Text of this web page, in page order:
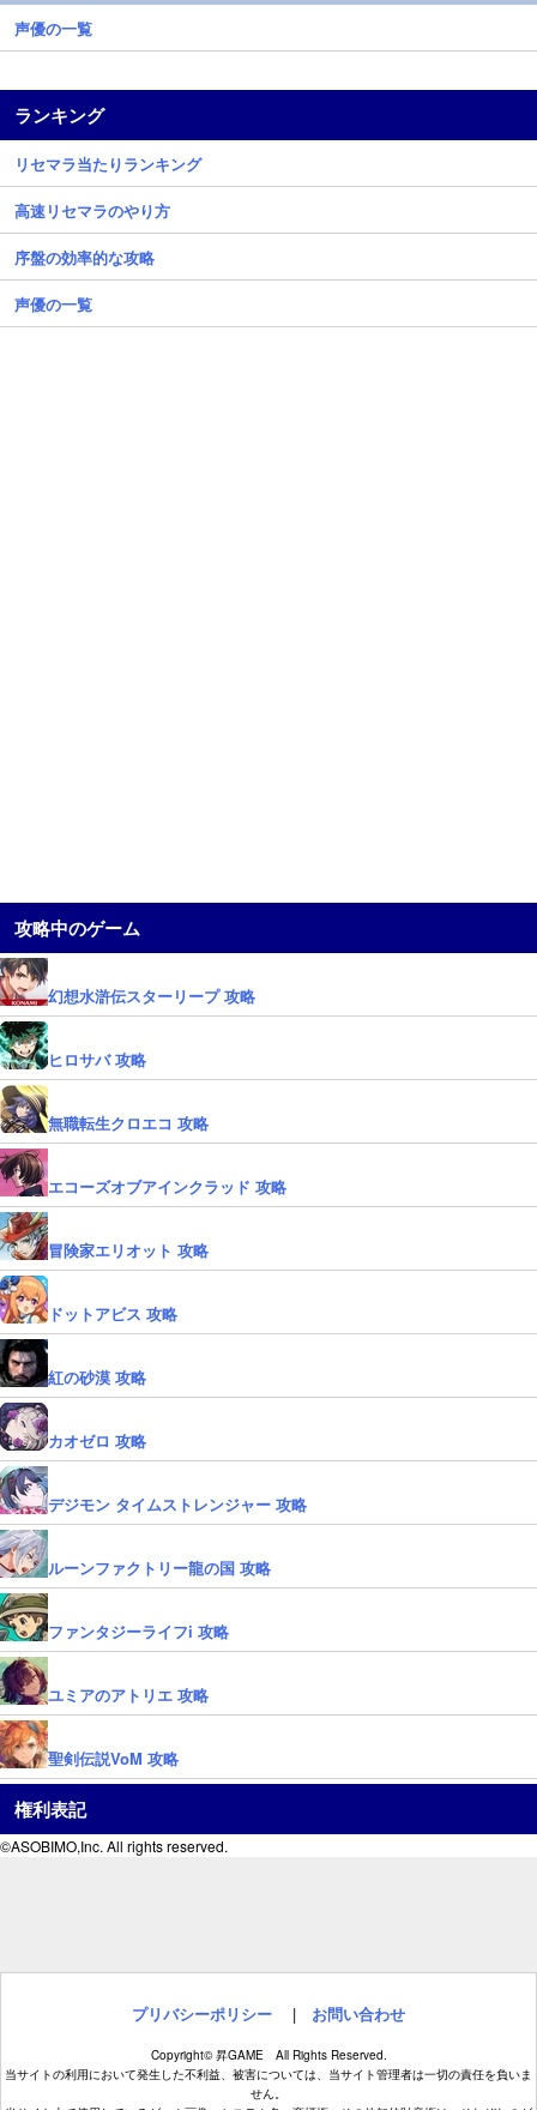
声優の一覧
ランキング
リセマラ当たりランキング
高速リセマラのやり方
序盤の効率的な攻略
声優の一覧
攻略中のゲーム
幻想水滸伝スターリープ 攻略
ヒロサバ 攻略
無職転生クロエコ 攻略
エコーズオブアインクラッド 攻略
冒険家エリオット 攻略
ドットアビス 攻略
紅の砂漠 攻略
カオゼロ 攻略
デジモン タイムストレンジャー 攻略
ルーンファクトリー龍の国 攻略
ファンタジーライフi 攻略
ユミアのアトリエ 攻略
聖剣伝説VoM 攻略
権利表記
©ASOBIMO,Inc. All rights reserved.
プリバシーポリシー | お問い合わせ
Copyright© 昇GAME All Rights Reserved.
当サイトの利用において発生した不利益、被害については、当サイト管理者は一切の責任を負いま
せん。